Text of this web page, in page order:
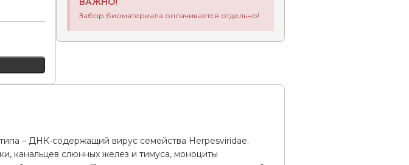
Забор биоматериала оплачивается отдельно!
– ДНК-содержащий вирус семейства Herpesviridae.
канальцев слюнных желез и тимуса, моноциты